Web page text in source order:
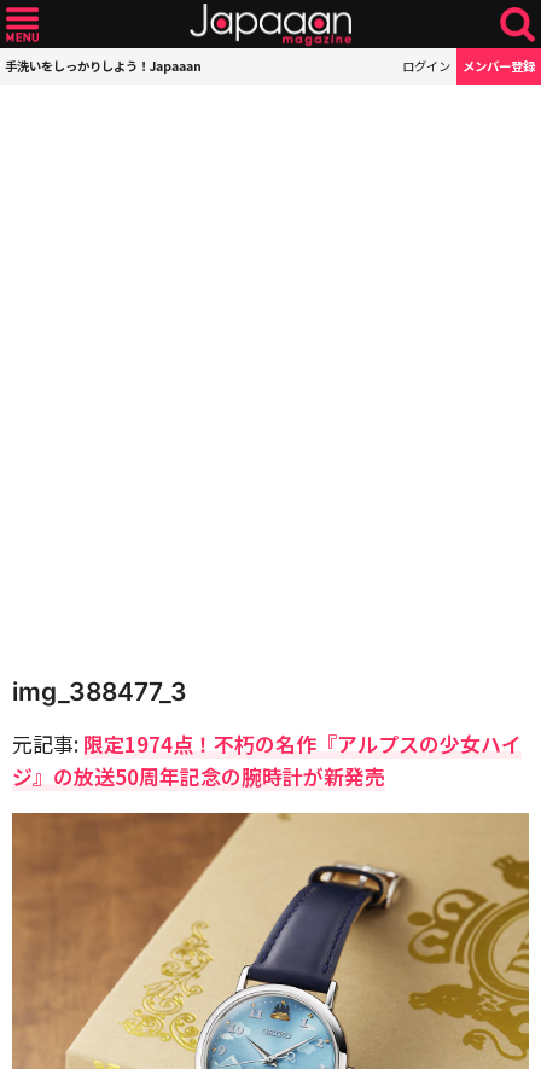
手洗いをしっかりしよう！Japaaan ログイン メンバー登録
img_388477_3
元記事: 限定1974点！不朽の名作『アルプスの少女ハイ
ジ』の放送50周年記念の腕時計が新発売